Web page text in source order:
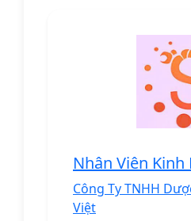
Nhân Viên Kinh
Công Ty TNHH
Việt